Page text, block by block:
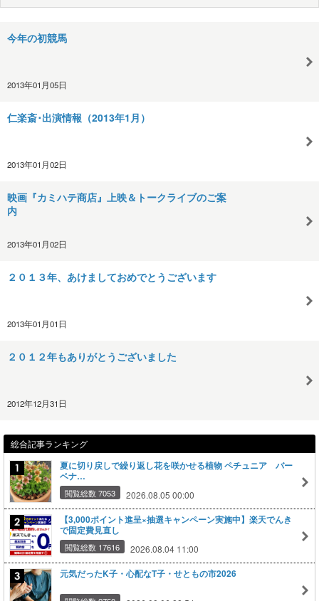
今年の初競馬
2013年01月05日
仁楽斎･出演情報（2013年1月）
2013年01月02日
映画『カミハテ商店』上映＆トークライブのご案
内
2013年01月02日
２０１３年、あけましておめでとうございます
2013年01月01日
２０１２年もありがとうございました
2012年12月31日
総合記事ランキング
夏に切り戻しで繰り返し花を咲かせる植物 ペチュニア バー
ベナ…
閲覧総数 7053 2026.08.05 00:00
【3,000ポイント進呈×抽選キャンペーン実施中】楽天でんき
で固定費見直し
閲覧総数 17616 2026.08.04 11:00
元気だったK子・心配なT子・せともの市2026